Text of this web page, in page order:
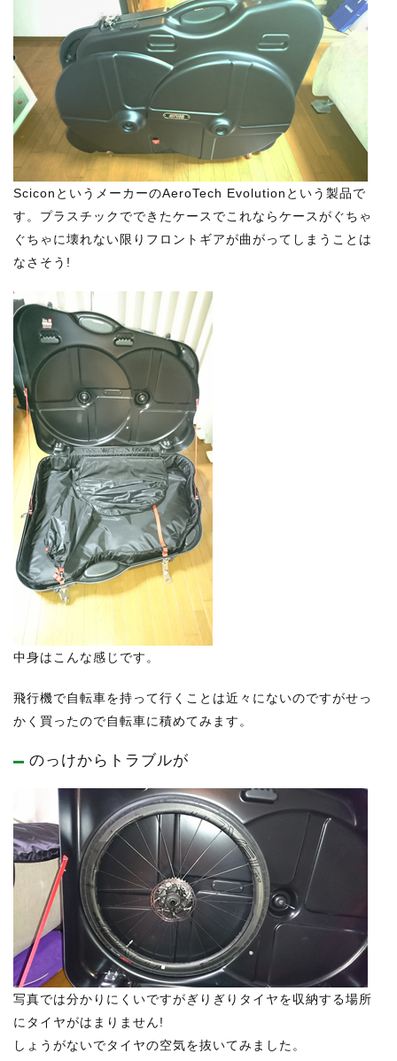
SciconというメーカーのAeroTech Evolutionという製品で
す。プラスチックでできたケースでこれならケースがぐちゃ
ぐちゃに壊れない限りフロントギアが曲がってしまうことは
なさそう!
中身はこんな感じです。
飛行機で自転車を持って行くことは近々にないのですがせっ
かく買ったので自転車に積めてみます。
のっけからトラブルが
写真では分かりにくいですがぎりぎりタイヤを収納する場所
にタイヤがはまりません!
しょうがないでタイヤの空気を抜いてみました。